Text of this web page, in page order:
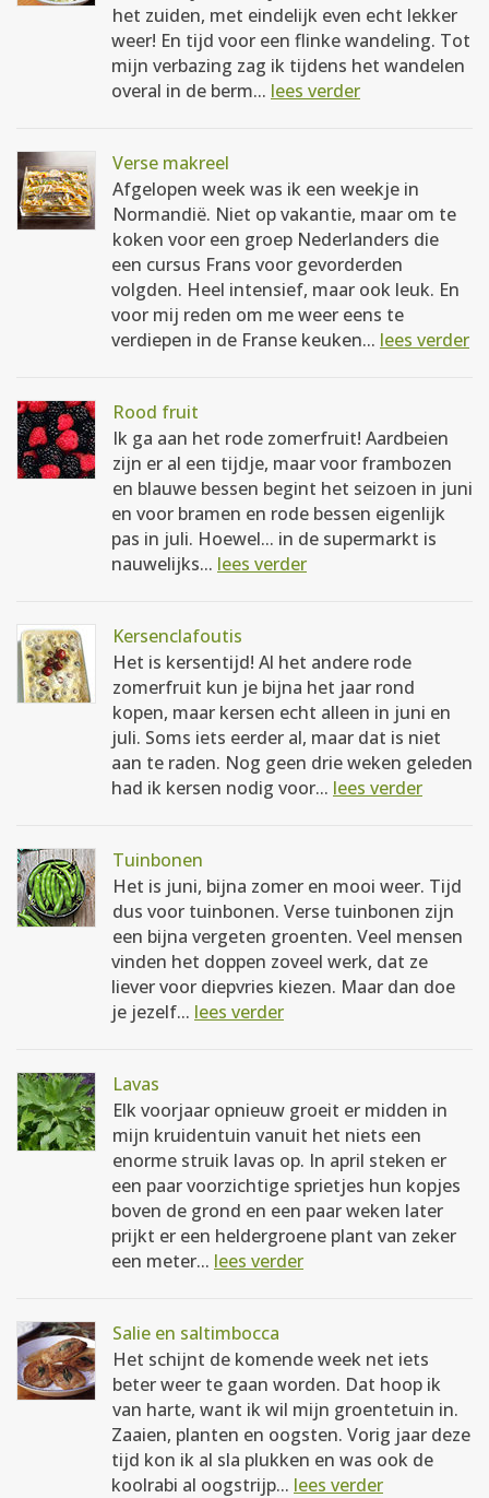
het zuiden, met eindelijk even echt lekker
weer! En tijd voor een flinke wandeling. Tot
mijn verbazing zag ik tijdens het wandelen
overal in de berm... lees verder
Verse makreel
Afgelopen week was ik een weekje in
Normandië. Niet op vakantie, maar om te
koken voor een groep Nederlanders die
een cursus Frans voor gevorderden
volgden. Heel intensief, maar ook leuk. En
voor mij reden om me weer eens te
verdiepen in de Franse keuken... lees verder
Rood fruit
Ik ga aan het rode zomerfruit! Aardbeien
zijn er al een tijdje, maar voor frambozen
en blauwe bessen begint het seizoen in juni
en voor bramen en rode bessen eigenlijk
pas in juli. Hoewel... in de supermarkt is
nauwelijks... lees verder
Kersenclafoutis
Het is kersentijd! Al het andere rode
zomerfruit kun je bijna het jaar rond
kopen, maar kersen echt alleen in juni en
juli. Soms iets eerder al, maar dat is niet
aan te raden. Nog geen drie weken geleden
had ik kersen nodig voor... lees verder
Tuinbonen
Het is juni, bijna zomer en mooi weer. Tijd
dus voor tuinbonen. Verse tuinbonen zijn
een bijna vergeten groenten. Veel mensen
vinden het doppen zoveel werk, dat ze
liever voor diepvries kiezen. Maar dan doe
je jezelf... lees verder
Lavas
Elk voorjaar opnieuw groeit er midden in
mijn kruidentuin vanuit het niets een
enorme struik lavas op. In april steken er
een paar voorzichtige sprietjes hun kopjes
boven de grond en een paar weken later
prijkt er een heldergroene plant van zeker
een meter... lees verder
Salie en saltimbocca
Het schijnt de komende week net iets
beter weer te gaan worden. Dat hoop ik
van harte, want ik wil mijn groentetuin in.
Zaaien, planten en oogsten. Vorig jaar deze
tijd kon ik al sla plukken en was ook de
koolrabi al oogstrijp... lees verder